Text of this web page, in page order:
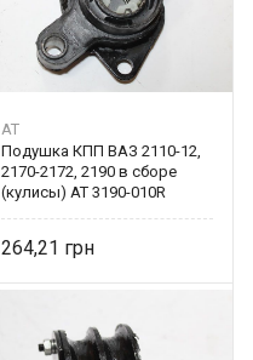
AT
Подушка КПП ВАЗ 2110-12,
2170-2172, 2190 в сборе
(кулисы) AT 3190-010R
264,21